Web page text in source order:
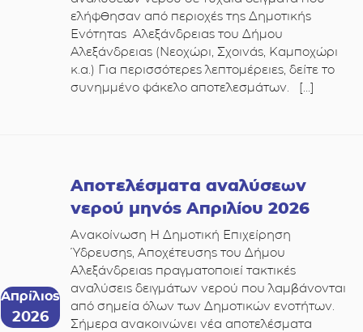
ελήφθησαν από περιοχές της Δημοτικής
Ενότητας Αλεξάνδρειας του Δήμου
Αλεξάνδρειας (Νεοχώρι, Σχοινάς, Καμποχώρι
κ.α.) Για περισσότερες λεπτομέρειες, δείτε το
συνημμένο φάκελο αποτελεσμάτων. […]
Απρίλιος
2026
Αποτελέσματα αναλύσεων
νερού μηνός Απριλίου 2026
Ανακοίνωση Η Δημοτική Επιχείρηση
Ύδρευσης, Αποχέτευσης του Δήμου
Αλεξάνδρειας πραγματοποιεί τακτικές
αναλύσεις δειγμάτων νερού που λαμβάνονται
από σημεία όλων των Δημοτικών ενοτήτων.
Σήμερα ανακοινώνει νέα αποτελέσματα